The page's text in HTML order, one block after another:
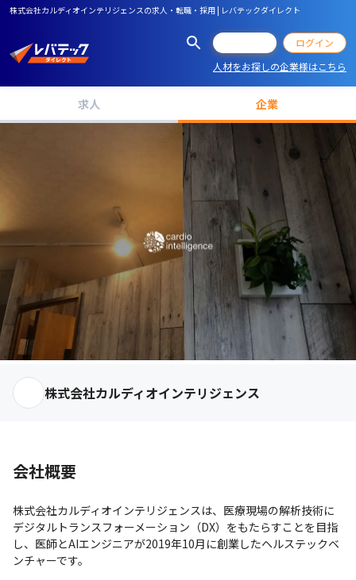
株式会社カルディオインテリジェンスの求人・転職・採用 | レバテックダイレクト
ログイン
人材をお探しの企業様はこちら
求人 企業
株式会社カルディオインテリジェンス
会社概要
株式会社カルディオインテリジェンスは、医療現場の解析技術に
デジタルトランスフォーメーション（DX）をもたらすことを目指
し、医師とAIエンジニアが2019年10月に創業したヘルステックベ
ンチャーです。